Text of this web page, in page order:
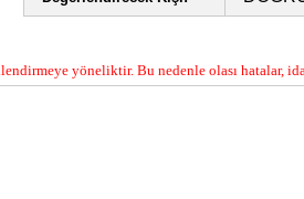
yöneliktir. Bu nedenle olası hatalar,